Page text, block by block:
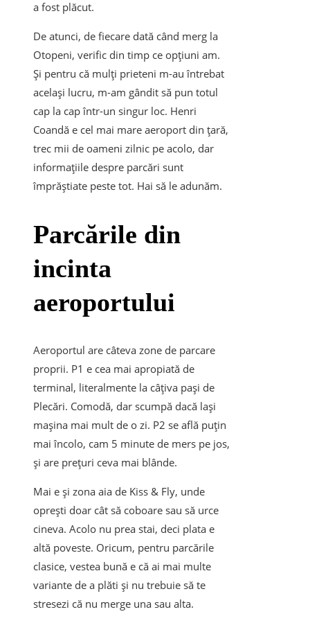
a fost plăcut.
De atunci, de fiecare dată când merg la
Otopeni, verific din timp ce opțiuni am.
Și pentru că mulți prieteni m-au întrebat
același lucru, m-am gândit să pun totul
cap la cap într-un singur loc. Henri
Coandă e cel mai mare aeroport din țară,
trec mii de oameni zilnic pe acolo, dar
informațiile despre parcări sunt
împrăștiate peste tot. Hai să le adunăm.
Parcările din
incinta
aeroportului
Aeroportul are câteva zone de parcare
proprii. P1 e cea mai apropiată de
terminal, literalmente la câțiva pași de
Plecări. Comodă, dar scumpă dacă lași
mașina mai mult de o zi. P2 se află puțin
mai încolo, cam 5 minute de mers pe jos,
și are prețuri ceva mai blânde.
Mai e și zona aia de Kiss & Fly, unde
oprești doar cât să coboare sau să urce
cineva. Acolo nu prea stai, deci plata e
altă poveste. Oricum, pentru parcările
clasice, vestea bună e că ai mai multe
variante de a plăti și nu trebuie să te
stresezi că nu merge una sau alta.